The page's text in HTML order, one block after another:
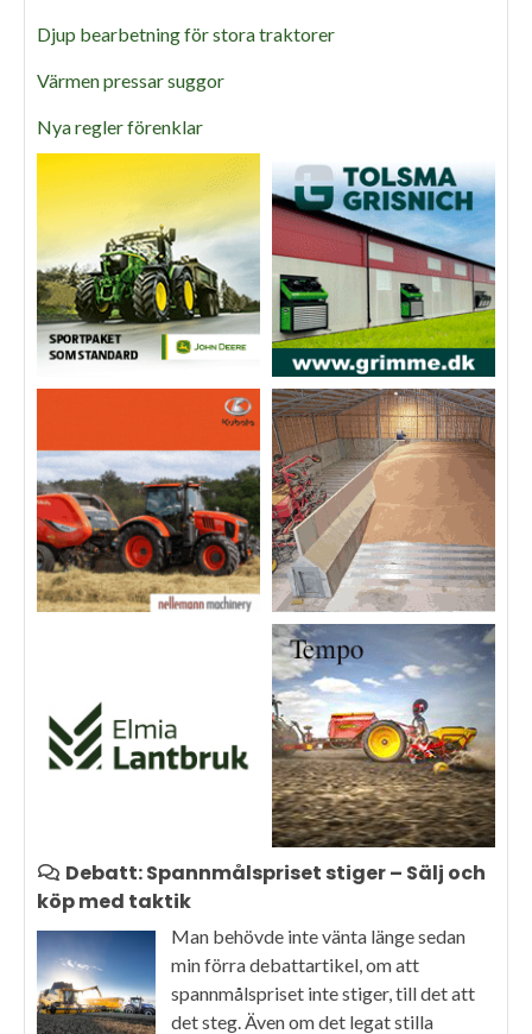
Djup bearbetning för stora traktorer
Värmen pressar suggor
Nya regler förenklar
Debatt: Spannmålspriset stiger – Sälj och
köp med taktik
Man behövde inte vänta länge sedan
min förra debattartikel, om att
spannmålspriset inte stiger, till det att
det steg. Även om det legat stilla